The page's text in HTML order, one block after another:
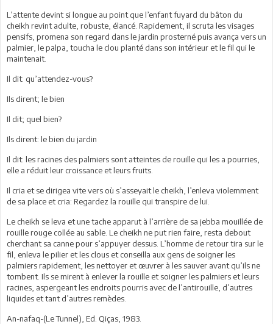
L’attente devint si longue au point que l’enfant fuyard du bâton du
cheikh revint adulte, robuste, élancé. Rapidement, il scruta les visages
pensifs, promena son regard dans le jardin prosterné puis avança vers un
palmier, le palpa, toucha le clou planté dans son intérieur et le fil qui le
maintenait.
Il dit: qu’attendez-vous?
Ils dirent; le bien
Il dit; quel bien?
Ils dirent: le bien du jardin
Il dit: les racines des palmiers sont atteintes de rouille qui les a pourries,
elle a réduit leur croissance et leurs fruits.
Il cria et se dirigea vite vers où s’asseyait le cheikh, l’enleva violemment
de sa place et cria: Regardez la rouille qui transpire de lui.
Le cheikh se leva et une tache apparut à l’arrière de sa jebba mouillée de
rouille rouge collée au sable. Le cheikh ne put rien faire, resta debout
cherchant sa canne pour s’appuyer dessus. L’homme de retour tira sur le
fil, enleva le pilier et les clous et conseilla aux gens de soigner les
palmiers rapidement, les nettoyer et œuvrer à les sauver avant qu’ils ne
tombent. Ils se mirent à enlever la rouille et soigner les palmiers et leurs
racines, aspergeant les endroits pourris avec de l’antirouille, d’autres
liquides et tant d’autres remèdes.
An-nafaq-(Le Tunnel), Ed. Qiças, 1983.